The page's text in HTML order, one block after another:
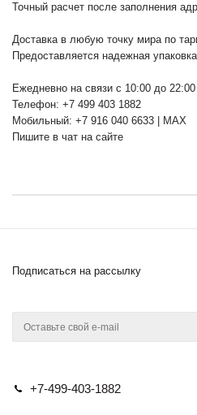
Точный расчет после заполнения
Доставка в любую точку мира по
Предоставляется надежная
Ежедневно на связи с 10:00 до
Телефон: +7 499 403 1882
Мобильный: +7 916 040 6633 | MAX
Пишите в чат на сайте
Подписаться на рассылку
+7-499-403-1882